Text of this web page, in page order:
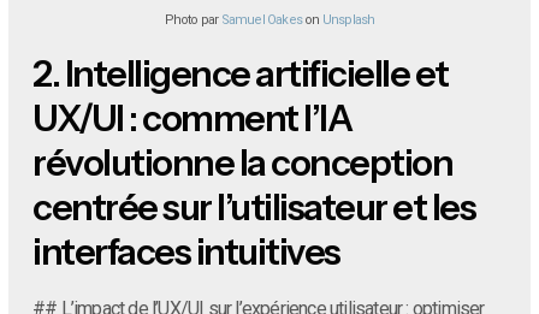
Photo par Samuel Oakeson Unsplash
2.Intelligence artificielle et
UX/UI : comment l’IA
révolutionne la conception
centrée sur l’utilisateur et les
interfaces intuitives
## L’impact de l’UX/UI sur l’expérience utilisateur : optimiser